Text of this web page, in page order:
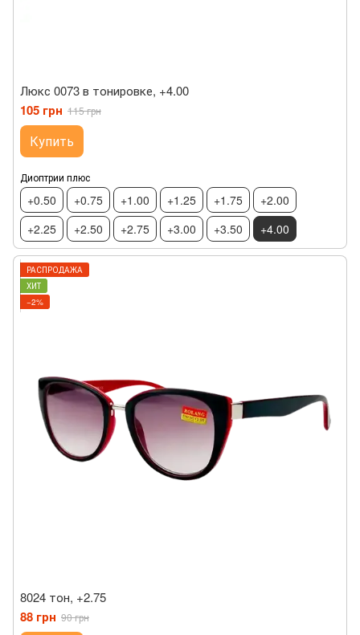
Люкс 0073 в тонировке, +4.00
105 грн 115 грн
Купить
Диоптрии плюс
+0.50 +0.75 +1.00 +1.25 +1.75
+2.00
+2.25
+2.50 +2.75 +3.00 +3.50 +4.00
РАСПРОДАЖА
ХИТ
−2%
8024 тон, +2.75
88 грн 90 грн